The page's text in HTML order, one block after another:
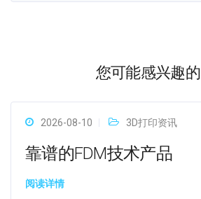
您可能感兴趣的
2026-08-10 3D打印资讯
靠谱的FDM技术产品
阅读详情